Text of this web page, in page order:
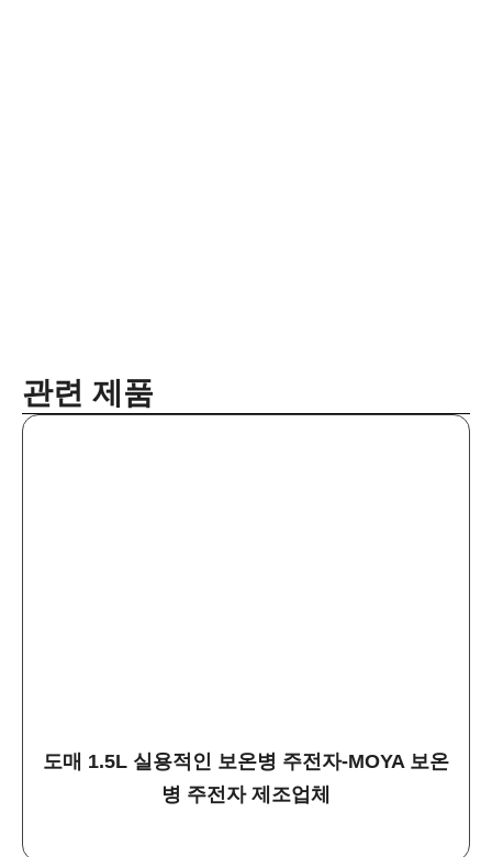
관련 제품
도매 1.5L 실용적인 보온병 주전자-MOYA 보온
병 주전자 제조업체